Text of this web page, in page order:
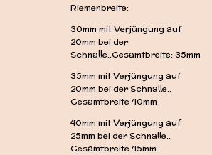
Riemenbreite:
30mm mit Verjüngung auf
20mm bei der
Schnalle..Gesamtbreite: 35mm
35mm mit Verjüngung auf
20mm bei der Schnalle..
Gesamtbreite 40mm
40mm mit Verjüngung auf
25mm bei der Schnalle..
Gesamtbreite 45mm